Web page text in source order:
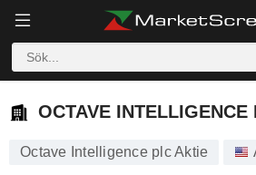
OCTAVE INTELLIGENCE PLC
OCTAVE INTELLIGENCE
Octave Intelligence plc Aktie